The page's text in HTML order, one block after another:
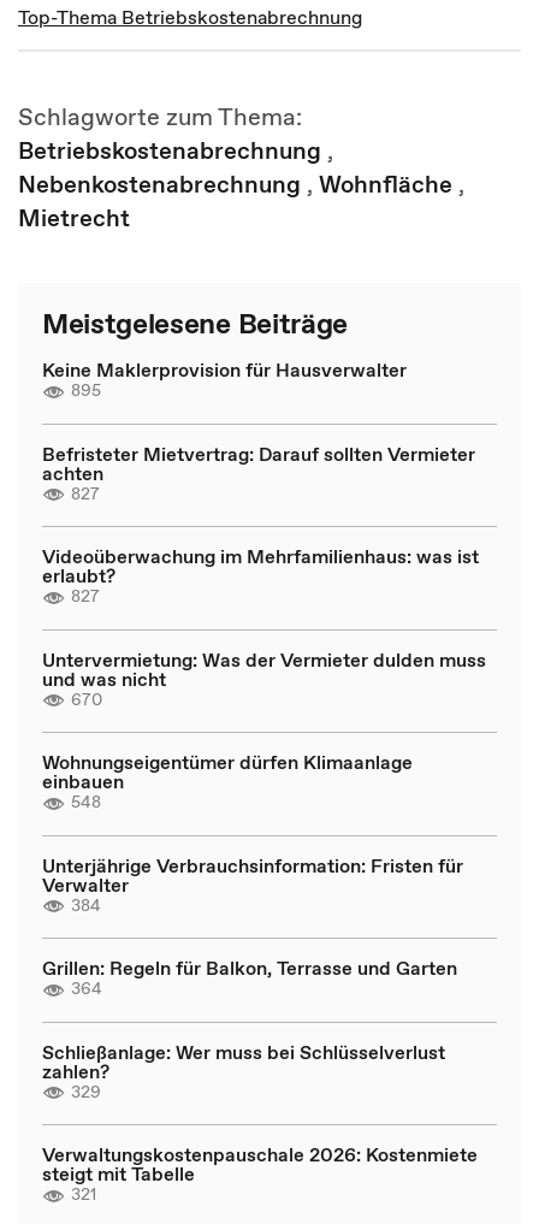
Top-Thema Betriebskostenabrechnung
Schlagworte zum Thema:
Betriebskostenabrechnung ,
Nebenkostenabrechnung , Wohnfläche ,
Mietrecht
Meistgelesene Beiträge
Keine Maklerprovision für Hausverwalter
895
Befristeter Mietvertrag: Darauf sollten Vermieter
achten
827
Videoüberwachung im Mehrfamilienhaus: was ist
erlaubt?
827
Untervermietung: Was der Vermieter dulden muss
und was nicht
670
Wohnungseigentümer dürfen Klimaanlage
einbauen
548
Unterjährige Verbrauchsinformation: Fristen für
Verwalter
384
Grillen: Regeln für Balkon, Terrasse und Garten
364
Schließanlage: Wer muss bei Schlüsselverlust
zahlen?
329
Verwaltungskostenpauschale 2026: Kostenmiete
steigt mit Tabelle
321